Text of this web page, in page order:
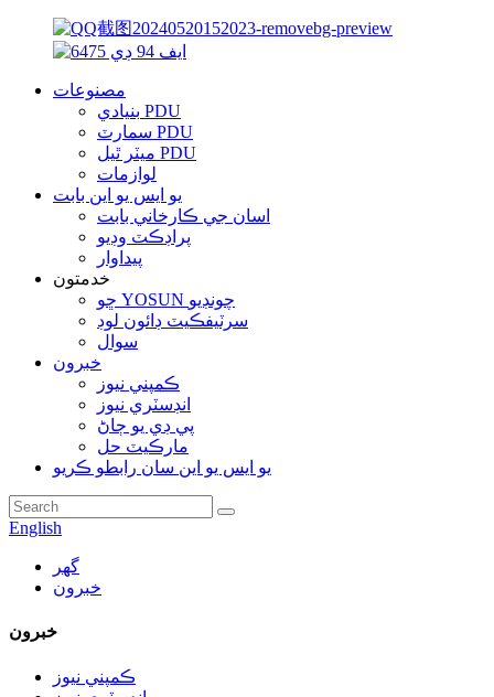
مصنوعات
بنيادي PDU
سمارٽ PDU
ميٽر ٿيل PDU
لوازمات
يو ايس يو اين بابت
اسان جي ڪارخاني بابت
پراڊڪٽ وڊيو
پيداوار
خدمتون
ڇو YOSUN چونڊيو
سرٽيفڪيٽ ڊائون لوڊ
سوال
خبرون
ڪمپني نيوز
انڊسٽري نيوز
پي ڊي يو ڄاڻ
مارڪيٽ حل
يو ايس يو اين سان رابطو ڪريو
English
گھر
خبرون
خبرون
ڪمپني نيوز